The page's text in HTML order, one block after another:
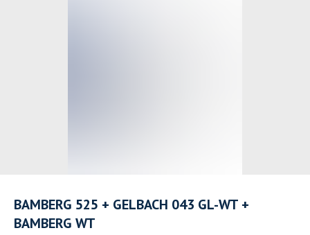
BAMBERG 525 + GELBACH 043 GL-WT +
BAMBERG WT